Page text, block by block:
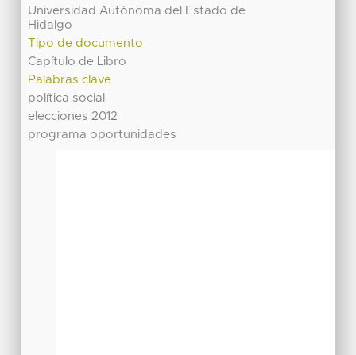
Universidad Autónoma del Estado de
Hidalgo
Tipo de documento
Capítulo de Libro
Palabras clave
política social
elecciones 2012
programa oportunidades